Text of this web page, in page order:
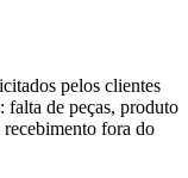
pelos clientes
falta de peças, produto
fora do